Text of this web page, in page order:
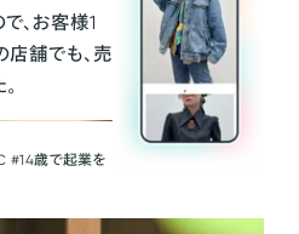
、お客様1
舗でも、売
#14歳で起業を